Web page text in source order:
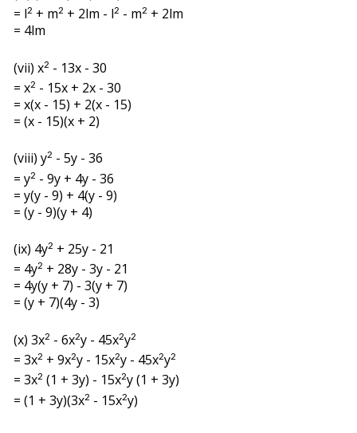
= l2 + m2 + 2lm - l2 - m2 + 2lm
= 4lm
(vii) x2 - 13x - 30
= x2 - 15x + 2x - 30
= x(x - 15) + 2(x - 15)
= (x - 15)(x + 2)
(viii) y2 - 5y - 36
= y2 - 9y + 4y - 36
= y(y - 9) + 4(y - 9)
= (y - 9)(y + 4)
(ix) 4y2 + 25y - 21
= 4y2 + 28y - 3y - 21
= 4y(y + 7) - 3(y + 7)
= (y + 7)(4y - 3)
(x) 3x2 - 6x2y - 45x2y2
= 3x2 + 9x2y - 15x2y - 45x2y2
= 3x2 (1 + 3y) - 15x2y (1 + 3y)
= (1 + 3y)(3x2 - 15x2y)